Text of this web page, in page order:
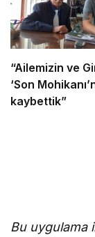
“Ailemizin ve
‘Son
kaybettik”
Bu uygulama